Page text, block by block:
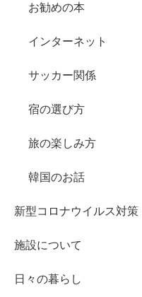
お勧めの本
インターネット
サッカー関係
宿の選び方
旅の楽しみ方
韓国のお話
新型コロナウイルス対策
施設について
日々の暮らし